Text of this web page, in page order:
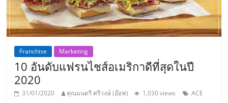
ขยาย
สา
ขา
Franchise Marketing
10 อันดับแฟรนไชส์อเมริกาดีที่สุดในปี
2020
31/01/2020 คุณมนตรี ศรีวงษ์ (อ๊อฟ) 1,030 views
ACE